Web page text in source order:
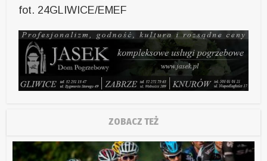
fot. 24GLIWICE/EMEF
ZOBACZ TEŻ